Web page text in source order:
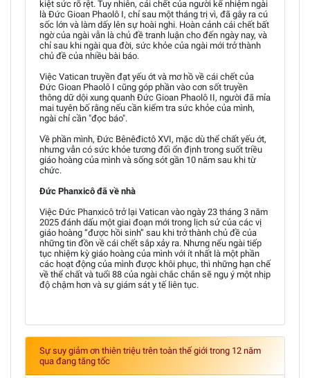
kiệt sức rõ rệt. Tuy nhiên, cái chết của người kế nhiệm ngài
là Đức Gioan Phaolô I, chỉ sau một tháng trị vì, đã gây ra cú
sốc lớn và làm dấy lên sự hoài nghi. Hoàn cảnh cái chết bất
ngờ của ngài vẫn là chủ đề tranh luận cho đến ngày nay, và
chỉ sau khi ngài qua đời, sức khỏe của ngài mới trở thành
chủ đề của nhiều bài báo.
Việc Vatican truyền đạt yếu ớt và mơ hồ về cái chết của
Đức Gioan Phaolô I cũng góp phần vào cơn sốt truyền
thông dữ dội xung quanh Đức Gioan Phaolô II, người đã mỉa
mai tuyên bố rằng nếu cần kiểm tra sức khỏe của mình,
ngài chỉ cần "đọc báo".
Về phần mình, Đức Bênêđictô XVI, mặc dù thể chất yếu ớt,
nhưng vẫn có sức khỏe tương đối ổn định trong suốt triều
giáo hoàng của mình và sống sót gần 10 năm sau khi từ
chức.
Đức Phanxicô đã về nhà
Việc Đức Phanxicô trở lại Vatican vào ngày 23 tháng 3 năm
2025 đánh dấu một giai đoạn mới trong lịch sử của các vị
giáo hoàng “được hồi sinh” sau khi trở thành chủ đề của
những tin đồn về cái chết sắp xảy ra. Nhưng nếu ngài tiếp
tục nhiệm kỳ giáo hoàng của mình với ít nhất là một phần
các hoạt động của mình được khôi phục, thì những hạn chế
về thể chất và tuổi 88 của ngài chắc chắn sẽ ngụ ý một nhịp
độ chậm hơn và sự giám sát y tế liên tục.
Sự suy giảm ơn thiên triệu trên toàn thế giới trong 12 năm
qua đang tăng tốc